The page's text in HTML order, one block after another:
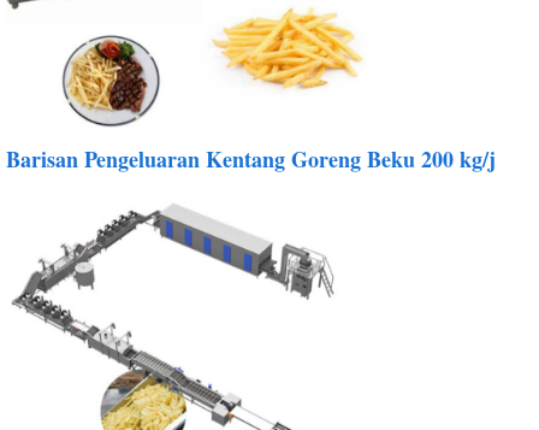
Barisan Pengeluaran Kentang Goreng Beku 200 kg/j